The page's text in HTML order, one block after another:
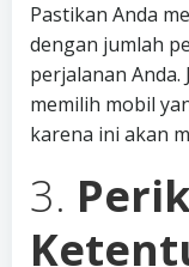
Pastikan Anda
dengan jumlah
perjalanan
memilih mobil
karena ini akan
3.